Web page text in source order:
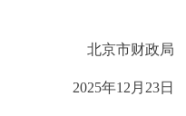
北京市财政局
2025年12月23日